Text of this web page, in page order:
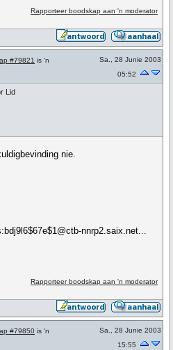
Rapporteer boodskap aan 'n moderator
#79821 is 'n
Sa., 28 Junie 2003
05:52
Lid
nie.
nnrp2.saix.net...
Rapporteer boodskap aan 'n moderator
#79850 is 'n
Sa., 28 Junie 2003
15:55